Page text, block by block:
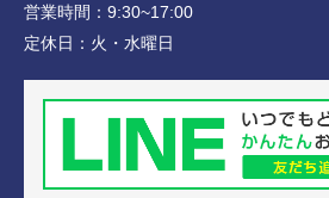
営業時間： 9:30~17:00
定休日： 火・水曜日